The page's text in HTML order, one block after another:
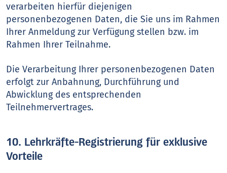
verarbeiten hierfür diejenigen
personenbezogenen Daten, die Sie uns im Rahmen
Ihrer Anmeldung zur Verfügung stellen bzw. im
Rahmen Ihrer Teilnahme.
Die Verarbeitung Ihrer personenbezogenen Daten
erfolgt zur Anbahnung, Durchführung und
Abwicklung des entsprechenden
Teilnehmervertrages.
10. Lehrkräfte-Registrierung für exklusive
Vorteile